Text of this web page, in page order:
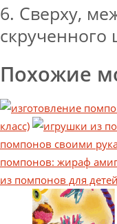
6. Сверху,
скрученного
Похожие
класс)
помпонов своими
помпонов: жираф
из помпонов для детей